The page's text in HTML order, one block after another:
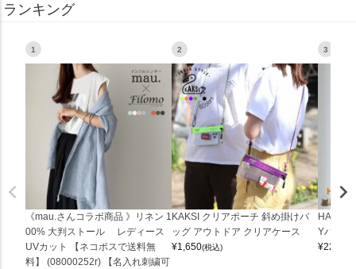
ランキング
1
《mau.さんコラボ商品 》リネン 1
00% 大判ストール レディース
UVカット 【ネコポスで送料無
料】 (08000252r) 【名入れ刺繍可
2
KAKSI クリアポーチ 斜め掛けバ
ッグ アウトドア クリアケース
¥1,650(税込)
3
Yバッグ
¥22,000